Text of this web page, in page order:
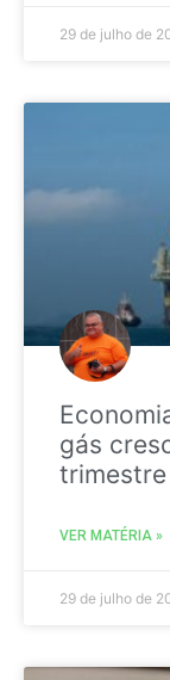
29 de julho de
gás
VER MATÉRIA »
29 de julho de